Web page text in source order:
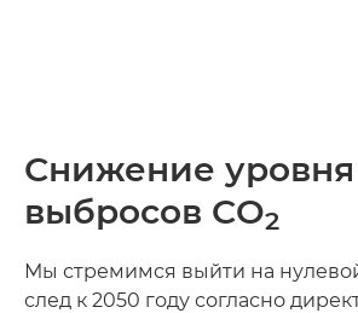
Снижение уровня
выбросов CO2
Мы стремимся выйти на
след к 2050 году согласно